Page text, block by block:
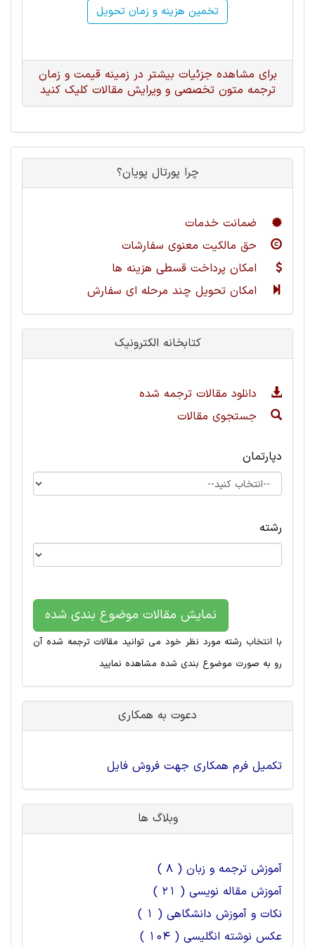
تخمین هزینه و زمان تحویل
برای مشاهده جزئیات بیشتر در زمینه قیمت و زمان
ترجمه متون تخصصی و ویرایش مقالات کلیک کنید
چرا پورتال پویان؟
ضمانت خدمات
حق مالکیت معنوی سفارشات
امکان پرداخت قسطی هزینه ها
امکان تحویل چند مرحله ای سفارش
کتابخانه الکترونیک
دانلود مقالات ترجمه شده
جستجوی مقالات
دپارتمان
رشته
نمایش مقالات موضوع بندی شده
با انتخاب رشته مورد نظر خود می توانید مقالات ترجمه شده آن
رو به صورت موضوع بندی شده مشاهده نمایید
دعوت به همکاری
تکمیل فرم همکاری جهت فروش فایل
وبلاگ ها
آموزش ترجمه و زبان ( 8 )
آموزش مقاله نویسی ( 21 )
نکات و آموزش دانشگاهی ( 1 )
عکس نوشته انگلیسی ( 104 )